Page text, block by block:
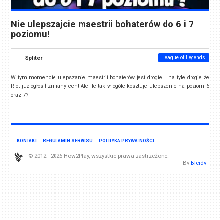
Nie ulepszajcie maestrii bohaterów do 6 i 7
poziomu!
Spliter League of Legends
W tym momencie ulepszanie maestrii bohaterów jest drogie... na tyle drogie że
Riot już ogłosił zmiany cen! Ale ile tak w ogóle kosztuje ulepszenie na poziom 6
oraz 7?
KONTAKT REGULAMIN SERWISU POLITYKA PRYWATNOŚCI
© 2012 - 2026 How2Play, wszystkie prawa zastrzeżone.
By Blejdy